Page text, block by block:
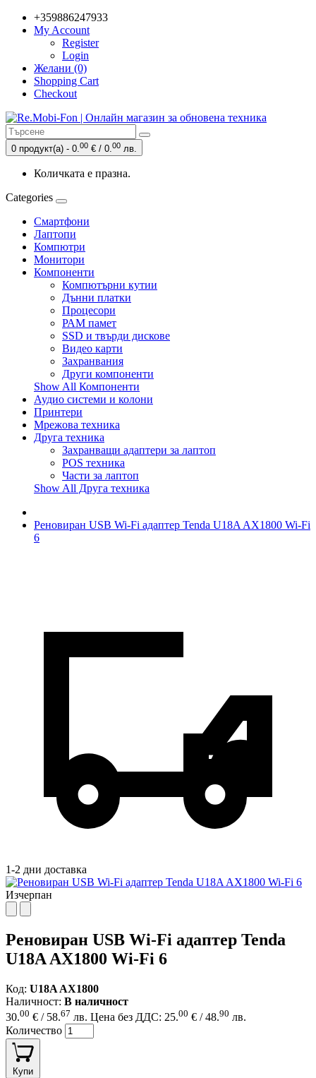
+359886247933
My Account
Register
Login
Желани (0)
Shopping Cart
Checkout
0 продукт(а) - 0.00 € / 0.00 лв.
Количката е празна.
Categories
Смартфони
Лаптопи
Компютри
Монитори
Компоненти
Компютърни кутии
Дънни платки
Процесори
РАМ памет
SSD и твърди дискове
Видео карти
Захранвания
Други компоненти
Show All Компоненти
Аудио системи и колони
Принтери
Мрежова техника
Друга техника
Захранващи адаптери за лаптоп
POS техника
Части за лаптоп
Show All Друга техника
Реновиран USB Wi-Fi адаптер Tenda U18A AX1800 Wi-Fi
6
1-2 дни доставка
Изчерпан
Реновиран USB Wi-Fi адаптер Tenda
U18A AX1800 Wi-Fi 6
Код: U18A AX1800
Наличност: В наличност
30.00 € / 58.67 лв. Цена без ДДС: 25.00 € / 48.90 лв.
Количество
Купи